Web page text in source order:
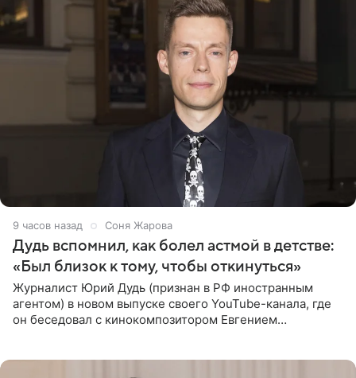
9 часов назад Соня Жарова
Дудь вспомнил, как болел астмой в детстве:
«Был близок к тому, чтобы откинуться»
Журналист Юрий Дудь (признан в РФ иностранным
агентом) в новом выпуске своего YouTube-канала, где
он беседовал с кинокомпозитором Евгением